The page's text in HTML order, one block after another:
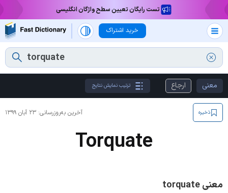
تست رایگان تعیین سطح واژگان انگلیسی
خرید اشتراک
معنی ارجاع ترتیب نمایش نتایج
آخرین به‌روزرسانی: ۲۳ آبان ۱۳۹۹ ذخیره
Torquate
معنی torquate